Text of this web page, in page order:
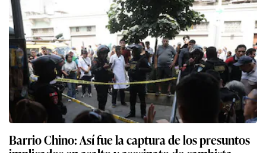
Barrio Chino: Así fue la captura de los presuntos